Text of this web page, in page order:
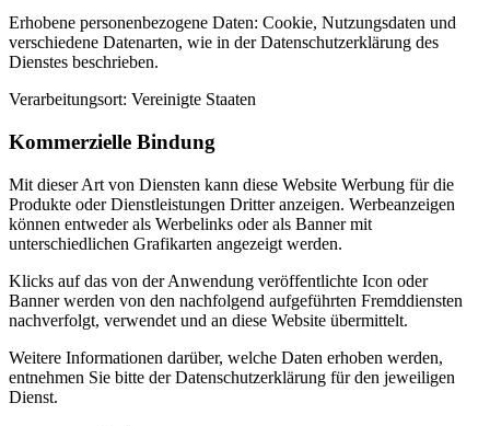
Erhobene personenbezogene Daten: Cookie, Nutzungsdaten und
verschiedene Datenarten, wie in der Datenschutzerklärung des
Dienstes beschrieben.
Verarbeitungsort: Vereinigte Staaten
Kommerzielle Bindung
Mit dieser Art von Diensten kann diese Website Werbung für die
Produkte oder Dienstleistungen Dritter anzeigen. Werbeanzeigen
können entweder als Werbelinks oder als Banner mit
unterschiedlichen Grafikarten angezeigt werden.
Klicks auf das von der Anwendung veröffentlichte Icon oder
Banner werden von den nachfolgend aufgeführten Fremddiensten
nachverfolgt, verwendet und an diese Website übermittelt.
Weitere Informationen darüber, welche Daten erhoben werden,
entnehmen Sie bitte der Datenschutzerklärung für den jeweiligen
Dienst.